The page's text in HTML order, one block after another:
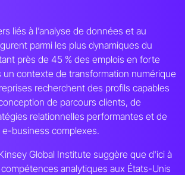
liés à l’analyse de données et au
parmi les plus dynamiques du
près de 45 % des emplois en forte
un contexte de transformation numérique
recherchent des profils capables
de parcours clients, de
relationnelles performantes et de
business complexes.
Global Institute suggère que d'ici à
analytiques aux États-Unis